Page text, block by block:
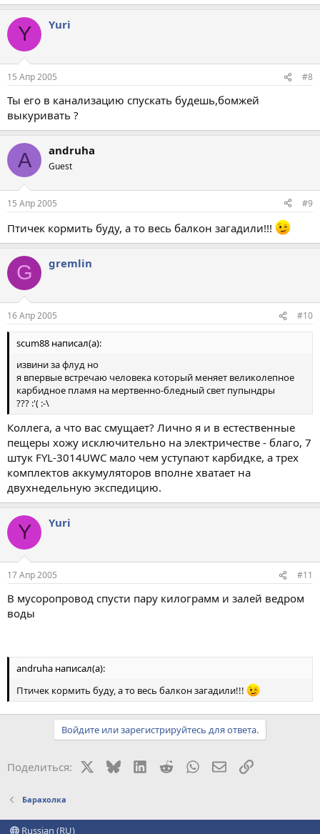
Y Yuri
15 Апр 2005 #8
Ты его в канализацию спускать будешь,бомжей
выкуривать ?
A andruha
Guest
15 Апр 2005 #9
Птичек кормить буду, а то весь балкон загадили!!!
G gremlin
16 Апр 2005 #10
scum88 написал(а):
извини за флуд но
я впервые встречаю человека который меняет великолепное
карбидное пламя на мертвенно-бледный свет пупындры
??? :'( :-\
Коллега, а что вас смущает? Лично я и в естественные
пещеры хожу исключительно на электричестве - благо, 7
штук FYL-3014UWC мало чем уступают карбидке, а трех
комплектов аккумуляторов вполне хватает на
двухнедельную экспедицию.
Y Yuri
17 Апр 2005 #11
В мусоропровод спусти пару килограмм и залей ведром
воды
andruha написал(а):
Птичек кормить буду, а то весь балкон загадили!!!
Войдите или зарегистрируйтесь для ответа.
Поделиться: BlueskyLinkedIn
RedditWhatsAppЭлектронная
Ссылка
Барахолка
Russian (RU)